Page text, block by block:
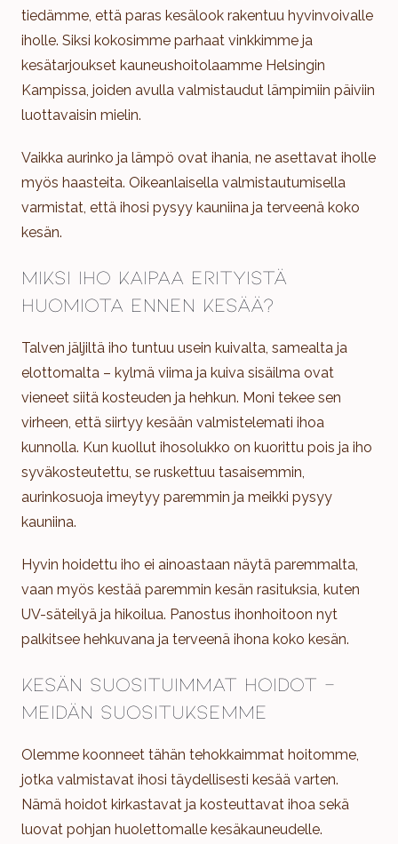
tiedämme, että paras kesälook rakentuu hyvinvoivalle
iholle. Siksi kokosimme parhaat vinkkimme ja
kesätarjoukset kauneushoitolaamme Helsingin
Kampissa, joiden avulla valmistaudut lämpimiin päiviin
luottavaisin mielin.
Vaikka aurinko ja lämpö ovat ihania, ne asettavat iholle
myös haasteita. Oikeanlaisella valmistautumisella
varmistat, että ihosi pysyy kauniina ja terveenä koko
kesän.
Miksi iho kaipaa erityistä
huomiota ennen kesää?
Talven jäljiltä iho tuntuu usein kuivalta, samealta ja
elottomalta – kylmä viima ja kuiva sisäilma ovat
vieneet siitä kosteuden ja hehkun. Moni tekee sen
virheen, että siirtyy kesään valmistelemati ihoa
kunnolla. Kun kuollut ihosolukko on kuorittu pois ja iho
syväkosteutettu, se ruskettuu tasaisemmin,
aurinkosuoja imeytyy paremmin ja meikki pysyy
kauniina.
Hyvin hoidettu iho ei ainoastaan näytä paremmalta,
vaan myös kestää paremmin kesän rasituksia, kuten
UV-säteilyä ja hikoilua. Panostus ihonhoitoon nyt
palkitsee hehkuvana ja terveenä ihona koko kesän.
Kesän suosituimmat hoidot –
meidän suosituksemme
Olemme koonneet tähän tehokkaimmat hoitomme,
jotka valmistavat ihosi täydellisesti kesää varten.
Nämä hoidot kirkastavat ja kosteuttavat ihoa sekä
luovat pohjan huolettomalle kesäkauneudelle.